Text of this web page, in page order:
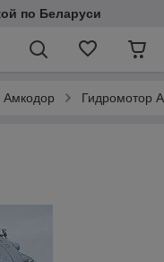
по Беларуси
Амкодор Гидромотор